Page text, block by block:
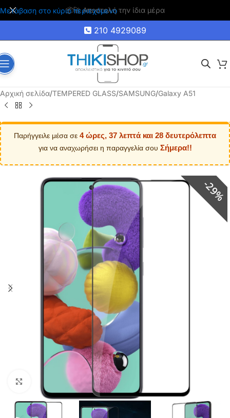
Μετάβαση στο κύριο περιεχόμενο
🚚 Δωρεάν μεταφορικά για αγορές άνω των 35€
210 4929089
Αρχική σελίδα/TEMPERED GLASS/SAMSUNG/Galaxy A51
Παρήγγειλε μέσα σε 4 ώρες, 37 λεπτά και 28 δευτερόλεπτα
για να αναχωρήσει η παραγγελία σου Σήμερα!!
29%
Click to enlarge